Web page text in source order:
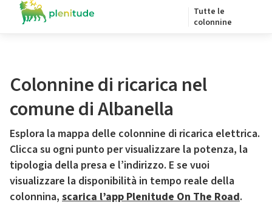
Tutte le
colonnine
Colonnine di ricarica nel
comune di Albanella
Esplora la mappa delle colonnine di ricarica elettrica.
Clicca su ogni punto per visualizzare la potenza, la
tipologia della presa e l’indirizzo. E se vuoi
visualizzare la disponibilità in tempo reale della
colonnina, scarica l’app Plenitude On The Road.